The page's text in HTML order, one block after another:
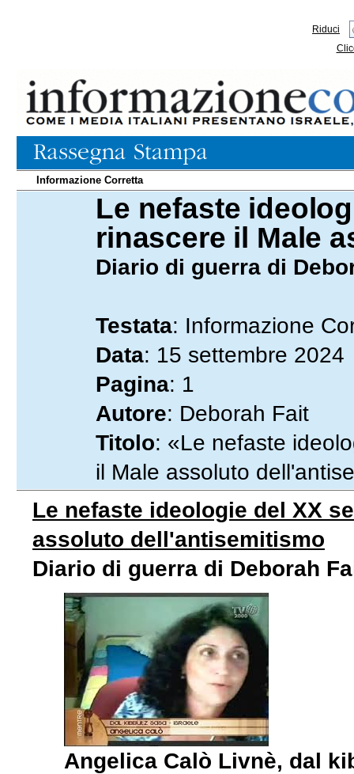
Riduci
Informazione Corretta
Le nefaste
rinascere il Male
Diario di guerra di
Testata: Informazione
Data: 15 settembre 2024
Pagina: 1
Autore: Deborah Fait
Titolo: «Le nefaste
il Male assoluto
Le nefaste ideologie del XX
assoluto dell'antisemitismo
Diario di guerra di Deborah
Angelica Calò Livnè, dal